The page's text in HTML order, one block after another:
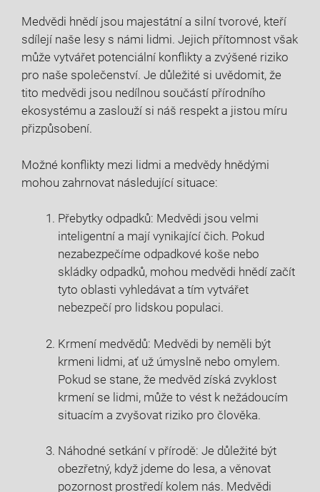
Medvědi hnědí jsou majestátní a silní tvorové, kteří
sdílejí naše lesy s námi lidmi. Jejich přítomnost však
může vytvářet potenciální konflikty a zvýšené riziko
pro naše společenství. Je důležité si uvědomit, že
tito medvědi jsou nedílnou součástí přírodního
ekosystému a zaslouží si náš respekt a jistou míru
přizpůsobení.
Možné konflikty mezi lidmi a medvědy hnědými
mohou zahrnovat následující situace:
Přebytky odpadků: Medvědi jsou velmi
inteligentní a mají vynikající čich. Pokud
nezabezpečíme odpadkové koše nebo
skládky odpadků, mohou medvědi hnědí začít
tyto oblasti vyhledávat a tím vytvářet
nebezpečí pro lidskou populaci.
Krmení medvědů: Medvědi by neměli být
krmeni lidmi, ať už úmyslně nebo omylem.
Pokud se stane, že medvěd získá zvyklost
krmení se lidmi, může to vést k nežádoucím
situacím a zvyšovat riziko pro člověka.
Náhodné setkání v přírodě: Je důležité být
obezřetný, když jdeme do lesa, a věnovat
pozornost prostředí kolem nás. Medvědi